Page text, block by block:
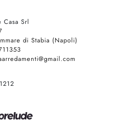
Srl
di Stabia (Napoli)